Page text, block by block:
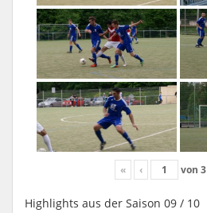
« ‹ von 3
Highlights aus der Saison 09 / 10